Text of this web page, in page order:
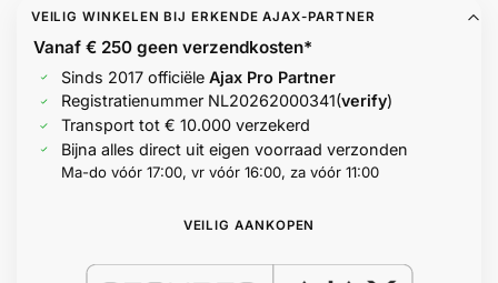
VEILIG WINKELEN BIJ ERKENDE AJAX-PARTNER
Vanaf € 250 geenverzendkosten*
Sinds 2017 officiële Ajax Pro Partner
Registratienummer NL20262000341(verify)
Transport tot € 10.000 verzekerd
Bijna alles direct uit eigen voorraad verzonden
Ma-do vóór 17:00, vr vóór 16:00, za vóór 11:00
VEILIG AANKOPEN